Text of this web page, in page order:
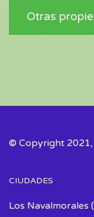
Otras
© Copyright 2021,
CIUDADES
Los Navalmorales